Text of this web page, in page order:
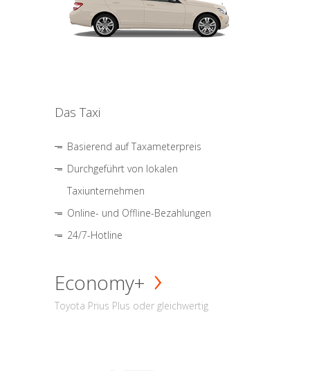
Das Taxi
Basierend auf Taxameterpreis
Durchgeführt von lokalen
Taxiunternehmen
Online- und Offline-Bezahlungen
24/7-Hotline
Economy+
Toyota Prius Plus oder gleichwertig